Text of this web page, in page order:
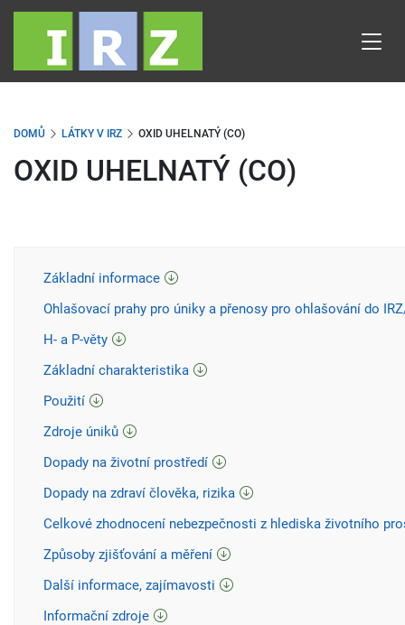
Přejít
obsahu
DOMŮ LÁTKY V IRZ OXID UHELNATÝ (CO)
OXID UHELNATÝ (CO)
Základní informace
Ohlašovací prahy pro úniky a přenosy pro ohlašování do
H- a P-věty
Základní charakteristika
Použití
Zdroje úniků
Dopady na životní prostředí
Dopady na zdraví člověka, rizika
Celkové zhodnocení nebezpečnosti z hlediska životního
Způsoby zjišťování a měření
Další informace, zajímavosti
Informační zdroje